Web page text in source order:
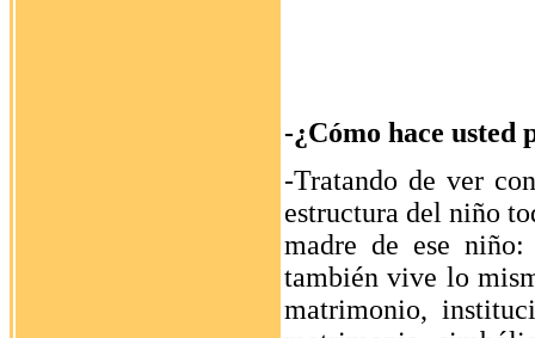
-¿Cómo hace usted
-Tratando de ver
estructura del niño
madre de ese
también vive lo
matrimonio,